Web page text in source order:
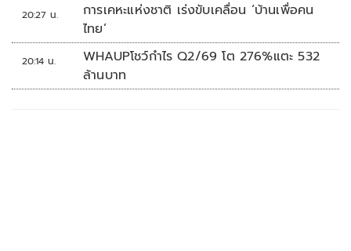
20:27 น.
การเคหะแห่งชาติ เร่งขับเคลื่อน ‘บ้านเพื่อคน
ไทย’
20:14 น.
WHAUPโชว์กำไร Q2/69 โต 276%แตะ 532
ล้านบาท